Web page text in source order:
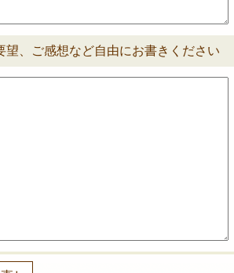
望、ご感想など自由にお書きください